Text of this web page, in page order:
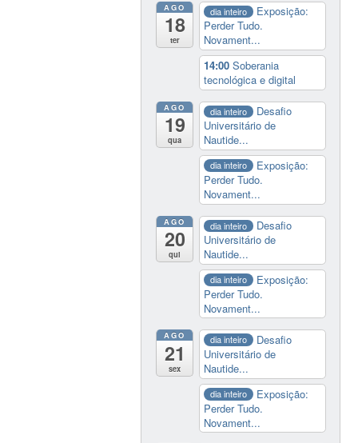
AGO
18
ter
dia inteiro
Exposição:
Perder Tudo.
Novament...
14:00Soberania
tecnológica e digital
AGO
19
qua
dia inteiro
Desafio
Universitário de
Nautide...
dia inteiro
Exposição:
Perder Tudo.
Novament...
AGO
20
qui
dia inteiro
Desafio
Universitário de
Nautide...
dia inteiro
Exposição:
Perder Tudo.
Novament...
AGO
21
sex
dia inteiro
Desafio
Universitário de
Nautide...
dia inteiro
Exposição:
Perder Tudo.
Novament...